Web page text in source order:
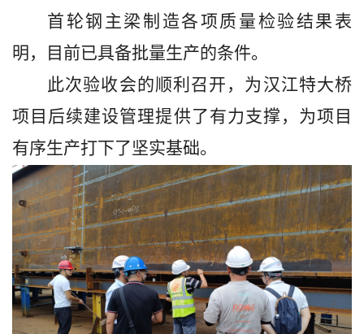
首轮钢主梁制造各项质量检验结果表
明，
目前已具备批量生产的条件。
此次验收会的顺利召开，为汉江特大桥
项目后续建设管理提供了有力支撑，为项目
有序生产打下了坚实基础。